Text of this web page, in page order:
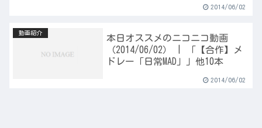
2014/06/02
動画紹介
本日オススメのニコニコ動画
（2014/06/02） | 「【合作】メ
ドレー「日常MAD」」他10本
2014/06/02